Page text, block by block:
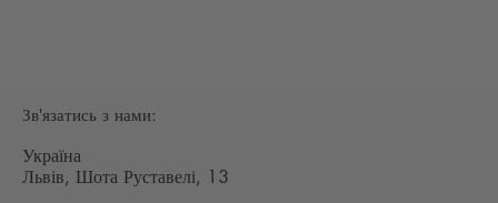
Зв'язатись з нами:
Україна
Львів, Шота Руставелі, 13